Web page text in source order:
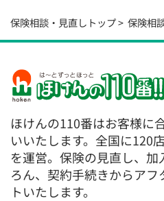
保険相談・見直しトップ 保険相
ほけんの110番はお客様に
いいたします。全国に120
を運営。保険の見直し、
ろん、契約手続きからア
トいたします。